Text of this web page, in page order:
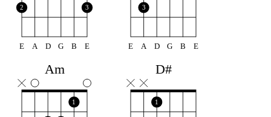
2 3
E A D G B E
3
E A D G B E
Am
1
D#
1